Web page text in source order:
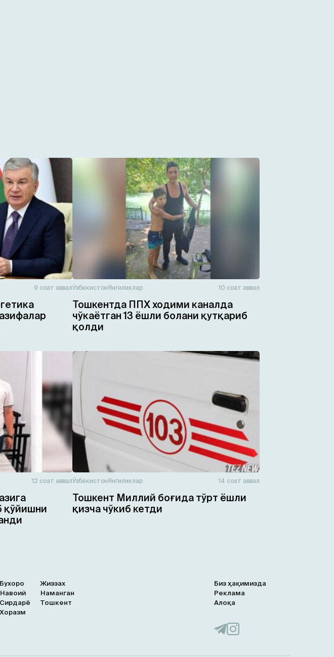
9 соат аввалЎзбекистонЯнгиликлар 10 соат аввал
Тошкентда ППХ ходими каналда
чўкаётган 13 ёшли болани қутқариб
қолди
12 соат аввал
қўйишни
ЎзбекистонЯнгиликлар 14 соат аввал
Тошкент Миллий боғида тўрт ёшли
қизча чўкиб кетди
Бухоро
Жиззах
Навоий
Наманган
Сирдарё
Тошкент
Хоразм
Биз ҳақимизда
Реклама
Алоқа